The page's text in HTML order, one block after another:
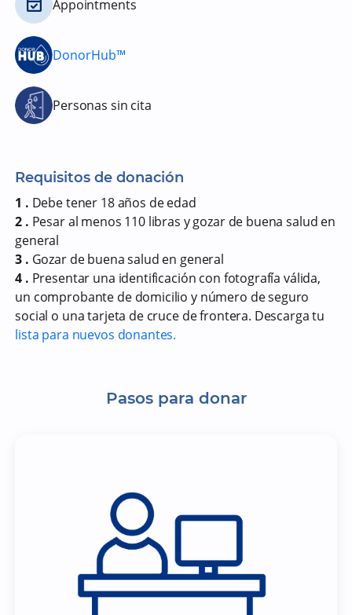
Appointments
DonorHub™
Personas sin cita
Requisitos de donación
1 . Debe tener 18 años de edad
2 . Pesar al menos 110 libras y gozar de buena salud en
general
3 . Gozar de buena salud en general
4 . Presentar una identificación con fotografía válida,
un comprobante de domicilio y número de seguro
social o una tarjeta de cruce de frontera. Descarga tu
lista para nuevos donantes.
Pasos para donar